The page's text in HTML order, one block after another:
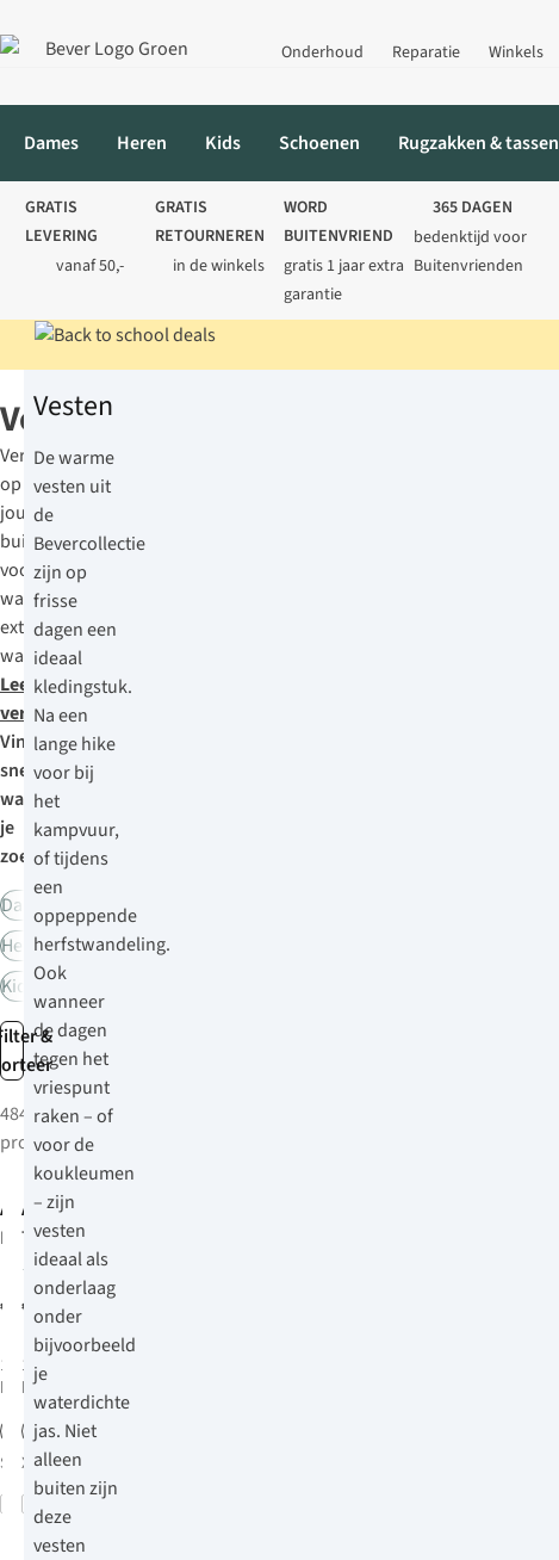
Onderhoud Reparatie Winkels
Dames Heren Kids Schoenen Rugzakken & tassen
GRATIS
LEVERING
vanaf 50,-
GRATIS
RETOURNEREN
in de winkels
WORD
BUITENVRIEND
gratis 1 jaar extra
garantie
365 DAGEN
bedenktijd voor
Buitenvrienden
Home
Kleding
&
Vesten
Vertrouw
op
jouw
buitengarderobe
voor
wat
extra
warmte.
Lees
verder
Vind
snel
wat
je
zoekt:
Dames
Heren
Kids
484
producten
Net binnen
Ayacucho
Mountain
Lightweight
Fleecevest
Heren
€69,95
1
kleur
beschikbaar
S L XLXXL
Vergelijk
Ayacucho
Texel Sherpa
Bodywarmer
Dames
€49,95
1 kleur
beschikbaar
XSSMLXL
Vergelijk
Net binnen
Net binnen
Vesten
De warme
vesten uit
de
Bevercollectie
zijn op
frisse
dagen een
ideaal
kledingstuk.
Na een
lange hike
voor bij
het
kampvuur,
of tijdens
een
oppeppende
herfstwandeling.
Ook
wanneer
de dagen
tegen het
vriespunt
raken – of
voor de
koukleumen
– zijn
vesten
ideaal als
onderlaag
onder
bijvoorbeeld
je
waterdichte
jas. Niet
alleen
buiten zijn
deze
vesten